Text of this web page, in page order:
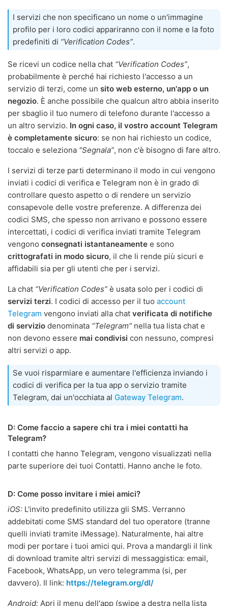
I servizi che non specificano un nome o un'immagine
profilo per i loro codici appariranno con il nome e la foto
predefiniti di “Verification Codes”.
Se ricevi un codice nella chat “Verification Codes”,
probabilmente è perché hai richiesto l'accesso a un
servizio di terzi, come un sito web esterno, un'app o un
negozio. È anche possibile che qualcun altro abbia inserito
per sbaglio il tuo numero di telefono durante l'accesso a
un altro servizio. In ogni caso, il vostro account Telegram
è completamente sicuro: se non hai richiesto un codice,
toccalo e seleziona "Segnala”, non c'è bisogno di fare altro.
I servizi di terze parti determinano il modo in cui vengono
inviati i codici di verifica e Telegram non è in grado di
controllare questo aspetto o di rendere un servizio
consapevole delle vostre preferenze. A differenza dei
codici SMS, che spesso non arrivano e possono essere
intercettati, i codici di verifica inviati tramite Telegram
vengono consegnati istantaneamente e sono
crittografati in modo sicuro, il che li rende più sicuri e
affidabili sia per gli utenti che per i servizi.
La chat “Verification Codes” è usata solo per i codici di
servizi terzi. I codici di accesso per il tuo account
Telegram vengono inviati alla chat verificata di notifiche
di servizio denominata “Telegram” nella tua lista chat e
non devono essere mai condivisi con nessuno, compresi
altri servizi o app.
Se vuoi risparmiare e aumentare l'efficienza inviando i
codici di verifica per la tua app o servizio tramite
Telegram, dai un'occhiata al Gateway Telegram.
D: Come faccio a sapere chi tra i miei contatti ha
Telegram?
I contatti che hanno Telegram, vengono visualizzati nella
parte superiore dei tuoi Contatti. Hanno anche le foto.
D: Come posso invitare i miei amici?
iOS: L'invito predefinito utilizza gli SMS. Verranno
addebitati come SMS standard del tuo operatore (tranne
quelli inviati tramite iMessage). Naturalmente, hai altre
modi per portare i tuoi amici qui. Prova a mandargli il link
di download tramite altri servizi di messaggistica: email,
Facebook, WhatsApp, un vero telegramma (si, per
davvero). Il link: https://telegram.org/dl/
Android: Apri il menu dell'app (swipe a destra nella lista